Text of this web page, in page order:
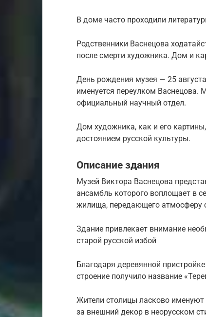
В доме часто проходили
Родственники Васнецова
после смерти художника. Дом и
День рождения музея — 25
именуется переулком Васнецова.
официальный научный отдел.
Дом художника, как и его
достоянием русской культуры.
Описание здания
Музей Виктора Васнецова
ансамбль которого воплощает в
жилища, передающего атмосферу
Здание привлекает внимание
старой русской избой
Благодаря деревянной
строение получило название
Жители столицы ласково
за внешний декор в неорусском